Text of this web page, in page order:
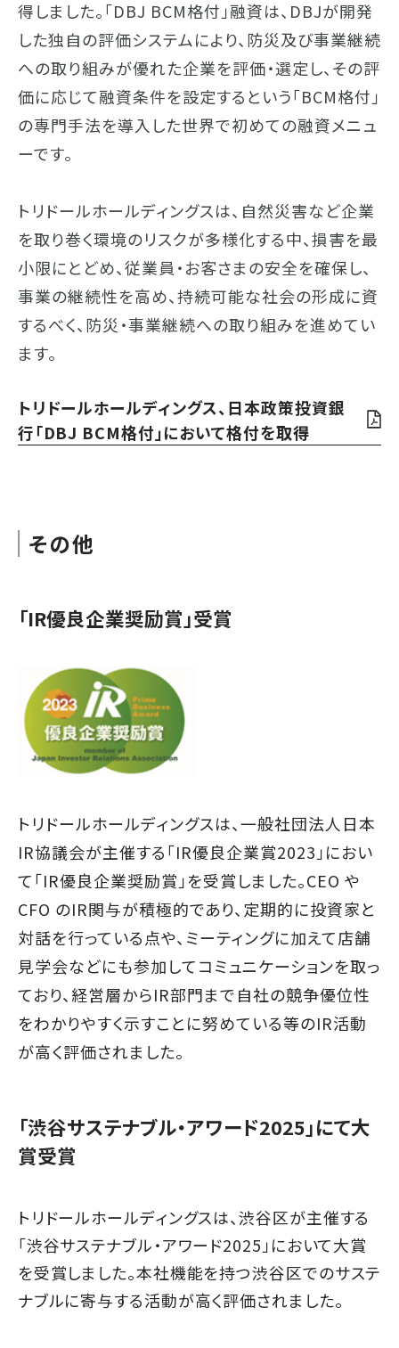
得しました。「DBJ BCM格付」融資は、DBJが開発
した独自の評価システムにより、防災及び事業継続
への取り組みが優れた企業を評価・選定し、その評
価に応じて融資条件を設定するという「BCM格付」
の専門手法を導入した世界で初めての融資メニュ
ーです。
トリドールホールディングスは、自然災害など企業
を取り巻く環境のリスクが多様化する中、損害を最
小限にとどめ、従業員・お客さまの安全を確保し、
事業の継続性を高め、持続可能な社会の形成に資
するべく、防災・事業継続への取り組みを進めてい
ます。
トリドールホールディングス、日本政策投資銀
行「DBJ BCM格付」において格付を取得
その他
「IR優良企業奨励賞」受賞
トリドールホールディングスは、一般社団法人日本
IR協議会が主催する「IR優良企業賞2023」におい
て「IR優良企業奨励賞」を受賞しました。CEO や
CFO のIR関与が積極的であり、定期的に投資家と
対話を行っている点や、ミーティングに加えて店舗
見学会などにも参加してコミュニケーションを取っ
ており、経営層からIR部門まで自社の競争優位性
をわかりやすく示すことに努めている等のIR活動
が高く評価されました。
「渋谷サステナブル・アワード2025」にて大
賞受賞
トリドールホールディングスは、渋谷区が主催する
「渋谷サステナブル・アワード2025」において大賞
を受賞しました。本社機能を持つ渋谷区でのサステ
ナブルに寄与する活動が高く評価されました。